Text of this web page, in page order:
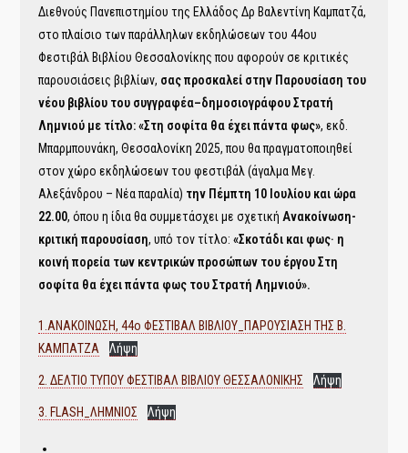
Διεθνούς Πανεπιστημίου της Ελλάδος Δρ Βαλεντίνη Καμπατζά,
στο πλαίσιο των παράλληλων εκδηλώσεων του 44ου
Φεστιβάλ Βιβλίου Θεσσαλονίκης που αφορούν σε κριτικές
παρουσιάσεις βιβλίων, σας προσκαλεί στην Παρουσίαση του
νέου βιβλίου του συγγραφέα–δημοσιογράφου Στρατή
Λημνιού με τίτλο: «Στη σοφίτα θα έχει πάντα φως», εκδ.
Μπαρμπουνάκη, Θεσσαλονίκη 2025, που θα πραγματοποιηθεί
στον χώρο εκδηλώσεων του φεστιβάλ (άγαλμα Μεγ.
Αλεξάνδρου – Νέα παραλία) την Πέμπτη 10 Ιουλίου και ώρα
22.00, όπου η ίδια θα συμμετάσχει με σχετική Ανακοίνωση-
κριτική παρουσίαση, υπό τον τίτλο:«Σκοτάδι και φως· η
κοινή πορεία των κεντρικών προσώπων του έργου Στη
σοφίτα θα έχει πάντα φως του Στρατή Λημνιού».
1.ΑΝΑΚΟΙΝΩΣΗ, 44ο ΦΕΣΤΙΒΑΛ ΒΙΒΛΙΟΥ_ΠΑΡΟΥΣΙΑΣΗ ΤΗΣ Β.
ΚΑΜΠΑΤΖΑ
Λήψη
2. ΔΕΛΤΙΟ ΤΥΠΟΥ ΦΕΣΤΙΒΑΛ ΒΙΒΛΙΟΥ ΘΕΣΣΑΛΟΝΙΚΗΣ Λήψη
3. FLASH_ΛΗΜΝΙΟΣ Λήψη